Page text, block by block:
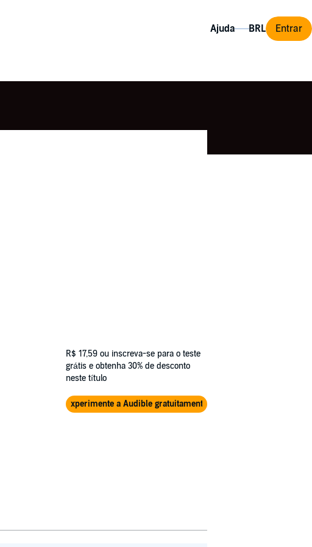
Ajuda Entrar
R$ 17,59 ou inscreva-se para o teste
grátis e obtenha 30% de desconto
neste título
Experimente a Audible gratuitamente